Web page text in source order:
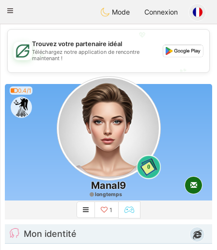
Gulf Dating
Toggle
Mode Connexion
💖
💕
Trouvez votre partenaire idéal
Téléchargez notre application de rencontre
maintenant !
0.4/1
0
Manal9
longtemps
1
Mon identité